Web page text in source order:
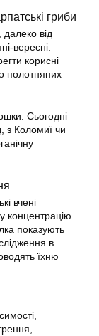
гриби
далеко від
вересні.
корисні
полотняних
Сьогодні
з Коломиї чи
вчені
концентрацію
показують
в
їхню